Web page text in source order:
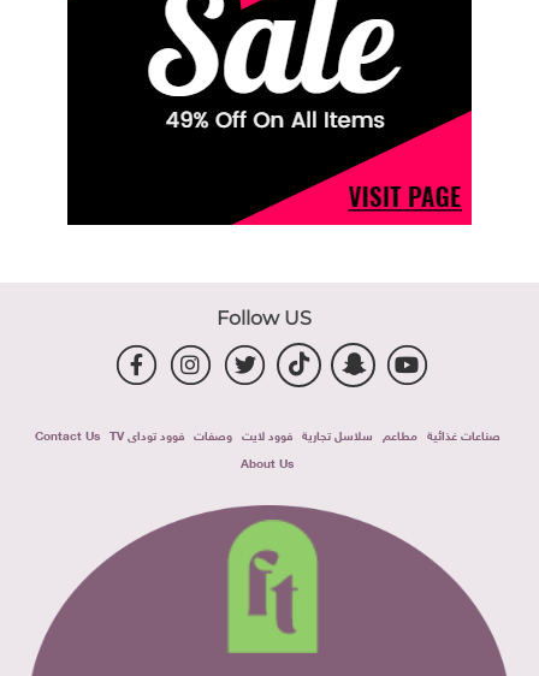
Follow US
صناعات غذائية مطاعم سلاسل تجارية فوود لايت وصفات فوود توداى TV
Contact Us
About Us